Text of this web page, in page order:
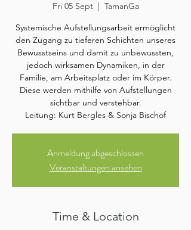
Fri 05 Sept
  |
TamanGa
Systemische Aufstellungsarbeit ermöglicht
den Zugang zu tieferen Schichten unseres
Bewusstseins und damit zu unbewussten,
jedoch wirksamen Dynamiken, in der
Familie, am Arbeitsplatz oder im Körper.
Diese werden mithilfe von Aufstellungen
sichtbar und verstehbar.
Leitung: Kurt Bergles & Sonja Bischof
Anmeldung abgeschlossen
Veranstaltungen ansehen
Time & Location